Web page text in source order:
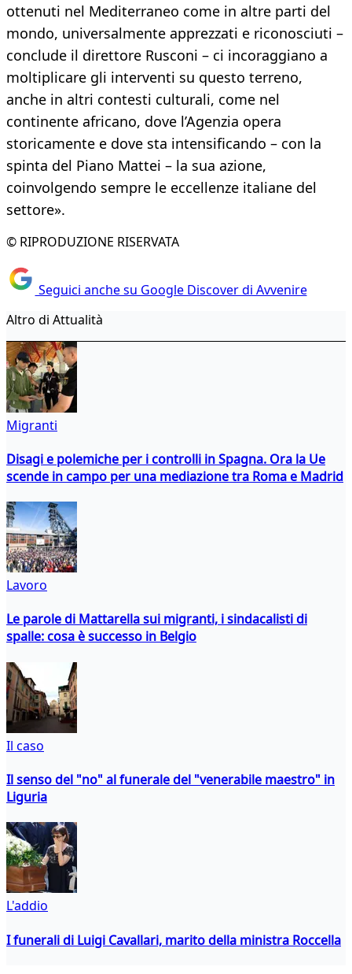
ottenuti nel Mediterraneo come in altre parti del
mondo, universalmente apprezzati e riconosciuti –
conclude il direttore Rusconi – ci incoraggiano a
moltiplicare gli interventi su questo terreno,
anche in altri contesti culturali, come nel
continente africano, dove l’Agenzia opera
storicamente e dove sta intensificando – con la
spinta del Piano Mattei – la sua azione,
coinvolgendo sempre le eccellenze italiane del
settore».
© RIPRODUZIONE RISERVATA
Seguici anche su Google Discover di Avvenire
Altro di Attualità
Migranti
Disagi e polemiche per i controlli in Spagna. Ora la Ue
scende in campo per una mediazione tra Roma e Madrid
Lavoro
Le parole di Mattarella sui migranti, i sindacalisti di
spalle: cosa è successo in Belgio
Il caso
Il senso del "no" al funerale del "venerabile maestro" in
Liguria
L'addio
I funerali di Luigi Cavallari, marito della ministra Roccella